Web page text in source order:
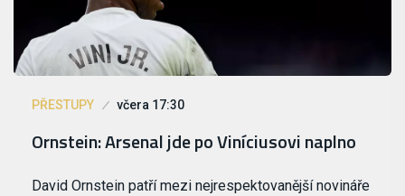
PŘESTUPY včera 17:30
Ornstein: Arsenal jde po Viníciusovi naplno
David Ornstein patří mezi nejrespektovanější novináře